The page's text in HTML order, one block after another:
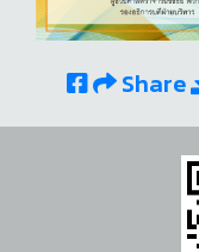
Share